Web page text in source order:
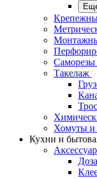
Такелаж
Хомуты и
Кухни и